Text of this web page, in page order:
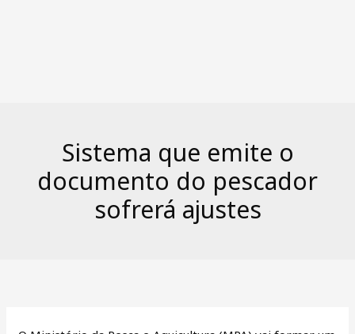
Sistema que emite o
documento do pescador
sofrerá ajustes